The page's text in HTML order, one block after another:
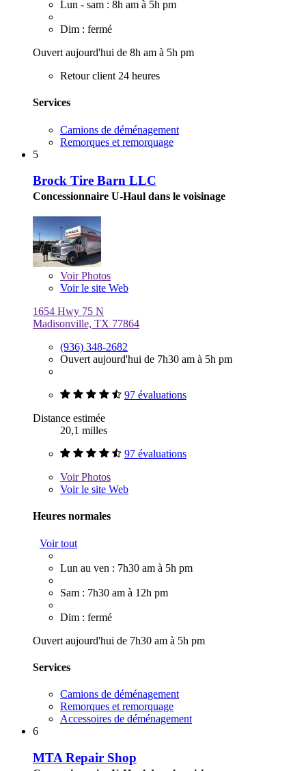
Lun - sam : 8h am à 5h pm
Dim : fermé
Ouvert aujourd'hui de 8h am à 5h pm
Retour client 24 heures
Services
Camions de déménagement
Remorques et remorquage
5
Brock Tire Barn LLC
Concessionnaire U-Haul dans le voisinage
VoirPhotos
Voir le site Web
1654 Hwy 75 N
Madisonville, TX 77864
(936) 348-2682
Ouvert aujourd'hui de 7h30 am à 5h pm
97 évaluations
Distance estimée
20,1 milles
97 évaluations
VoirPhotos
Voir le site Web
Heures normales
Voir tout
Lun au ven : 7h30 am à 5h pm
Sam : 7h30 am à 12h pm
Dim : fermé
Ouvert aujourd'hui de 7h30 am à 5h pm
Services
Camions de déménagement
Remorques et remorquage
Accessoires de déménagement
6
MTA Repair Shop